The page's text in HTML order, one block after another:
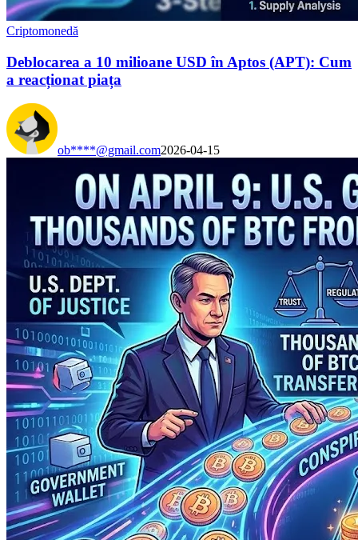
Criptomonedă
Deblocarea a 10 milioane USD în Aptos (APT): Cum
a reacționat piața
ob****@gmail.com2026-04-15